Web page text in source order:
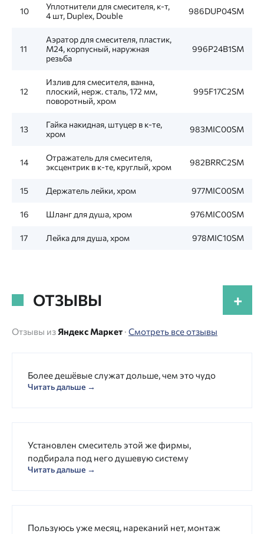
10
Уплотнители для смесителя, к-т,
4 шт, Duplex, Double
986DUP04SM
11
Аэратор для смесителя, пластик,
M24, корпусный, наружная
резьба
996P24B1SM
12
Излив для смесителя, ванна,
плоский, нерж. сталь, 172 мм,
поворотный, хром
995F17C2SM
13
Гайка накидная, штуцер в к-те,
хром
983MIC00SM
14
Отражатель для смесителя,
эксцентрик в к-те, круглый, хром
982BRRC2SM
15 Держатель лейки, хром 977MIC00SM
16 Шланг для душа, хром 976MIC00SM
17 Лейка для душа, хром 978MIC10SM
ОТЗЫВЫ +
Отзывы из Яндекс Маркет · Смотреть все отзывы
Более дешёвые служат дольше, чем это чудо
Читать дальше →
Установлен смеситель этой же фирмы,
подбирала под него душевую систему
Читать дальше →
Пользуюсь уже месяц, нареканий нет, монтаж